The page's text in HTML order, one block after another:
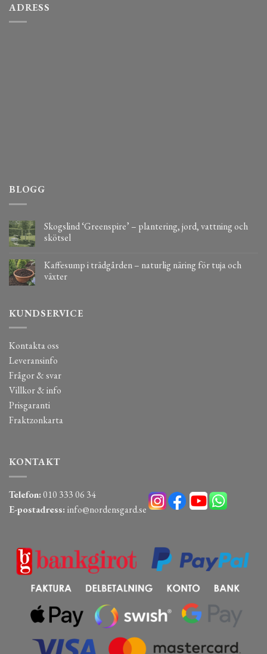
ADRESS
BLOGG
Skogslind ‘Greenspire’ – plantering, jord, vattning och
skötsel
Kaffesump i trädgården – naturlig näring för tuja och
växter
KUNDSERVICE
Kontakta oss
Leveransinfo
Frågor & svar
Villkor & info
Prisgaranti
Fraktzonkarta
KONTAKT
Telefon:010 333 06 34
E-postadress: info@nordensgard.se